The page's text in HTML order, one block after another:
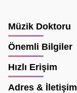
Müzik Doktoru
Önemli Bilgiler
Hızlı Erişim
Adres & İletişim